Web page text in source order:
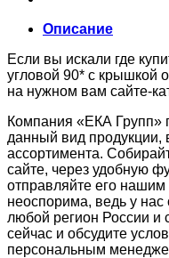
Описание
Если вы искали где
угловой 90* с крышкой
на нужном вам сайте-
Компания «ЕКА Групп»
данный вид продукции,
ассортимента.
сайте, через удобную
отправляйте его
неоспорима, ведь у
любой регион России
сейчас и обсудите
персональным